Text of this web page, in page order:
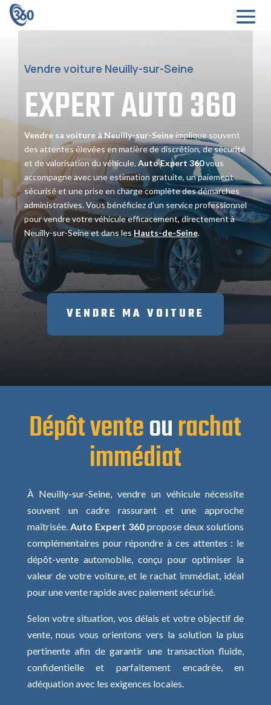
Vendre voiture Neuilly-sur-Seine
EXPERTAUTO360
Vendre sa voiture à Neuilly-sur-Seine implique souvent
des attentes élevées en matière de discrétion, de sécurité
et de valorisation du véhicule.Auto Expert 360vous
accompagne avec une estimation gratuite, un paiement
sécurisé et une prise en charge complète des démarches
administratives. Vous bénéficiez d’un service professionnel
pour vendre votre véhicule efficacement, directement à
Neuilly-sur-Seine et dans les Hauts-de-Seine.
VENDRE MA VOITURE
Dépôt venteourachat
immédiat
À Neuilly-sur-Seine, vendre un véhicule nécessite
souvent un cadre rassurant et une approche
maîtrisée. Auto Expert 360 propose deux solutions
complémentaires pour répondre à ces attentes : le
dépôt-vente automobile, conçu pour optimiser la
valeur de votre voiture, et le rachat immédiat, idéal
pour une vente rapide avec paiement sécurisé.
Selon votre situation, vos délais et votre objectif de
vente, nous vous orientons vers la solution la plus
pertinente afin de garantir une transaction fluide,
confidentielle et parfaitement encadrée, en
adéquation avec les exigences locales.